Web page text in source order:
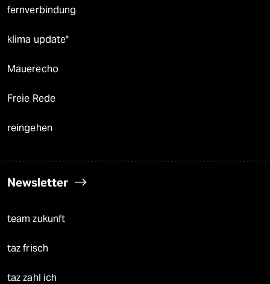
fernverbindung
klima update°
Mauerecho
Freie Rede
reingehen
Newsletter
team zukunft
taz frisch
taz zahl ich